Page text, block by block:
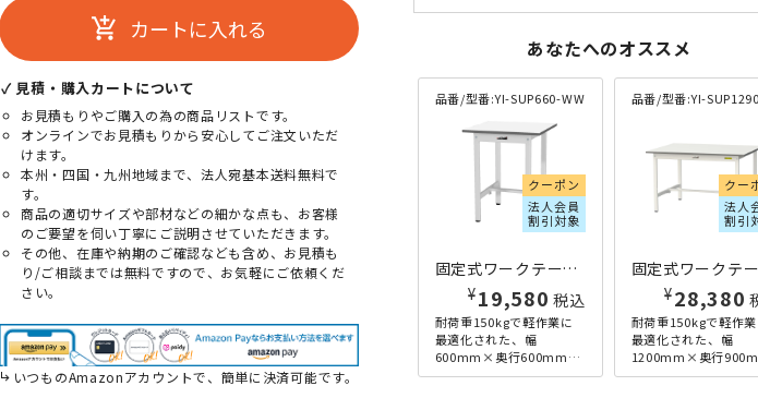
add_shopping_cart カートに入れる
✓ 見積・購入カートについて
お見積もりやご購入の為の商品リストです。
オンラインでお見積もりから安心してご注文いただ
けます。
本州・四国・九州地域まで、法人宛基本送料無料で
す。
商品の適切サイズや部材などの細かな点も、お客様
のご要望を伺い丁寧にご説明させていただきます。
その他、在庫や納期のご確認なども含め、お見積も
り/ご相談までは無料ですので、お気軽にご依頼くだ
さい。
いつものAmazonアカウントで、簡単に決済可能です。
あなたへのオススメ
品番/型番:YI-SUP660-WW
クーポン
法人会員
割引対象
固定式ワークテーブル W600×D600×H740 ホワイト
¥19,580 税込
耐荷重150kgで軽作業に
最適化された、幅
600mm×奥行600mmの
座り作業に丁度良い高さ
品番/型番:YI-SUP1290-
クー
法人
割引
¥28,380
耐荷重150kgで軽作
最適化された、幅
1200mm×奥行
の座り作業に丁度良